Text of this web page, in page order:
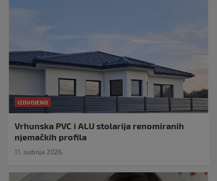
IZDVOJENO
Vrhunska PVC i ALU stolarija renomiranih
njemačkih profila
11. svibnja 2026.